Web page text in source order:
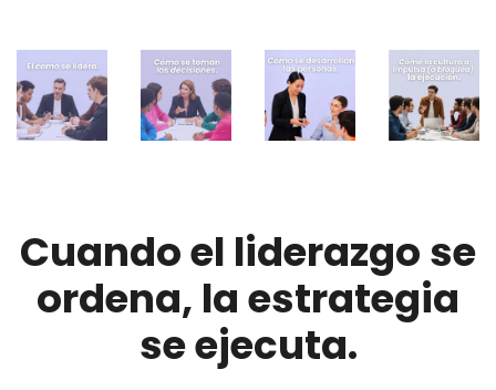
Cuando el liderazgo se
ordena, la estrategia
se ejecuta.